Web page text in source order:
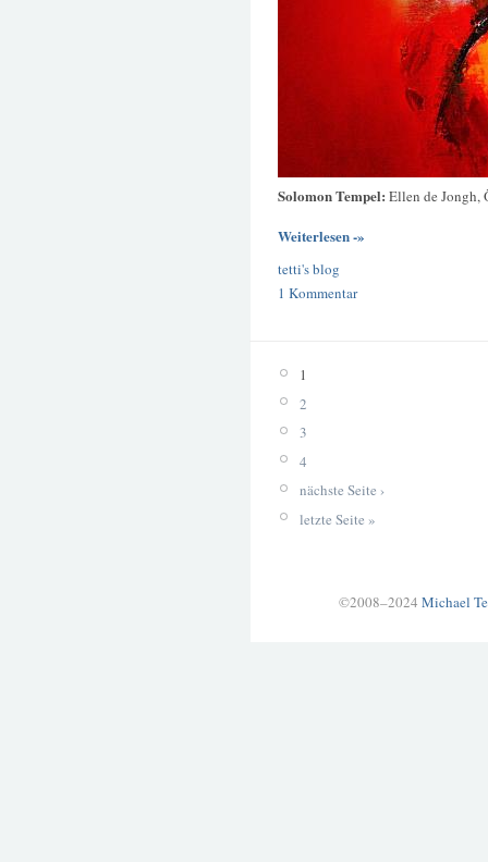
Solomon Tempel: Ellen de Jongh,
Weiterlesen -»
tetti's blog
1 Kommentar
1
2
3
4
nächste Seite ›
letzte Seite »
©2008–2024 Michael